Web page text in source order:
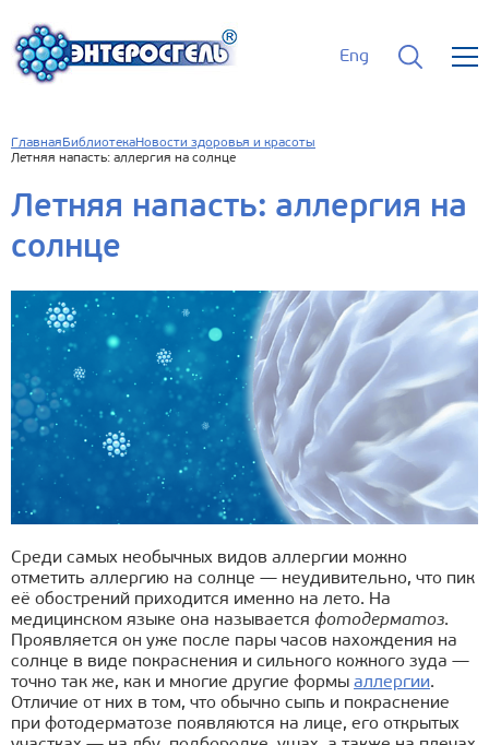
Eng
Главная БиблиотекаНовости здоровья и красоты
Летняя напасть: аллергия на солнце
Летняя напасть: аллергия на
солнце
Среди самых необычных видов аллергии можно
отметить аллергию на солнце — неудивительно, что пик
её обострений приходится именно на лето. На
медицинском языке она называется фотодерматоз.
Проявляется он уже после пары часов нахождения на
солнце в виде покраснения и сильного кожного зуда —
точно так же, как и многие другие формы аллергии.
Отличие от них в том, что обычно сыпь и покраснение
при фотодерматозе появляются на лице, его открытых